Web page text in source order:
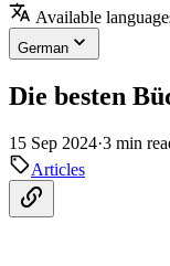
Available
German
Die besten
15 Sep 2024·3 min
Articles